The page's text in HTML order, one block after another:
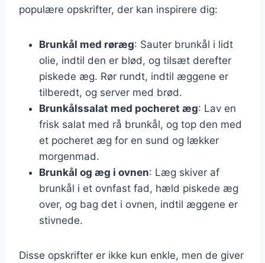
populære opskrifter, der kan inspirere dig:
Brunkål med røræg: Sauter brunkål i lidt
olie, indtil den er blød, og tilsæt derefter
piskede æg. Rør rundt, indtil æggene er
tilberedt, og server med brød.
Brunkålssalat med pocheret æg: Lav en
frisk salat med rå brunkål, og top den med
et pocheret æg for en sund og lækker
morgenmad.
Brunkål og æg i ovnen: Læg skiver af
brunkål i et ovnfast fad, hæld piskede æg
over, og bag det i ovnen, indtil æggene er
stivnede.
Disse opskrifter er ikke kun enkle, men de giver